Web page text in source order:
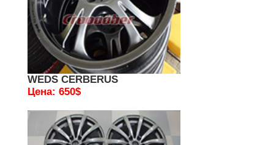
WEDS CERBERUS
Цена: 650$